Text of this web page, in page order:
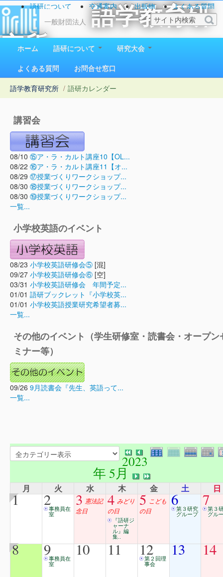
一般財団法人
語学教育研
究所
1923（大正12）年創立
語研について 交通案内 出版物
よくある質問
お問い合わせ
ホーム 語研について
研究大会
よくある質問
お問合せ窓口
語学教育研究所 / 語研カレンダー
講習会
08/10 ⑮ア・ラ・カルト講座10【OL...
08/22 ⑯ア・ラ・カルト講座11【オ...
08/29 ⑰授業づくりワークショップ...
08/30 ⑱授業づくりワークショップ...
08/30 ⑲授業づくりワークショップ...
一覧...
小学校英語のイベント
08/23 小学校英語研修会⑤ [混]
09/27 小学校英語研修会⑥ [空]
03/31 小学校英語研修会 年間予定...
01/01 語研ブックレット『小学校英...
01/01 小学校英語授業研究希望者募...
一覧...
その他のイベント（学生研修室・読書会・オープン
ミナー等）
09/26 9月読書会『先生、英語って...
一覧...
2023
年 5月
月 火 水 木 金 土 日
1 2事務員在
室
3 憲法記
念日
4 みどり
の日
『語研ジ
ャーナ
ル』編
集..
5 こども
の日
6第３研究
グループ
7第３
グル
8 9事務員在
室
10 11 12
第２回理
事会
13 14